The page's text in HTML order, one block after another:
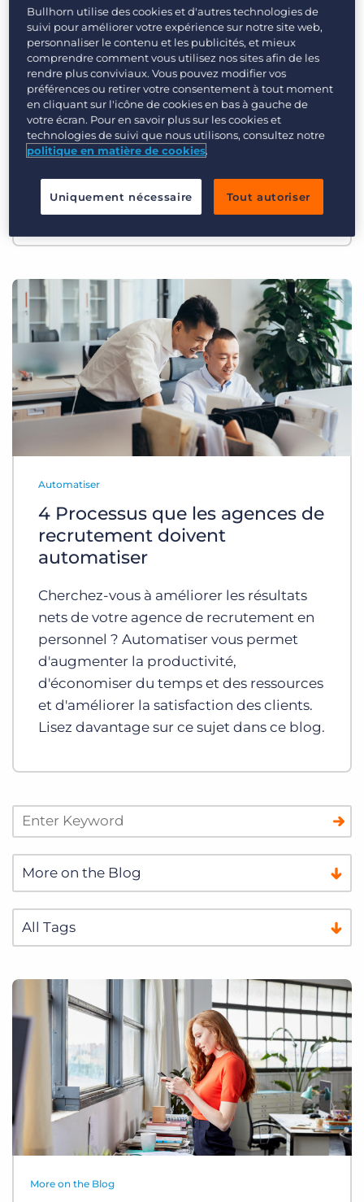
Planifier une démo Login
More on the Blog
Recrutement Tech 101 : Qu’est-
ce que le recrutement mobile ?
Qu'est-ce que le recrutement mobile et
pourquoi est-ce important dans le
monde du recrutement ? Une panne de
logiciels de recrutement mobile et de
SMS pour les agences de recrutement.
Automatiser
4 Processus que les agences de
recrutement doivent
automatiser
Cherchez-vous à améliorer les résultats
nets de votre agence de recrutement en
personnel ? Automatiser vous permet
d'augmenter la productivité,
d'économiser du temps et des ressources
et d'améliorer la satisfaction des clients.
Lisez davantage sur ce sujet dans ce blog.
More on the Blog
Bullhorn utilise des cookies et d'autres technologies de
suivi pour améliorer votre expérience sur notre site web,
personnaliser le contenu et les publicités, et mieux
comprendre comment vous utilisez nos sites afin de les
rendre plus conviviaux. Vous pouvez modifier vos
préférences ou retirer votre consentement à tout moment
en cliquant sur l'icône de cookies en bas à gauche de
votre écran. Pour en savoir plus sur les cookies et
technologies de suivi que nous utilisons, consultez notre
politique en matière de cookies.
Uniquement nécessaire Tout autoriser